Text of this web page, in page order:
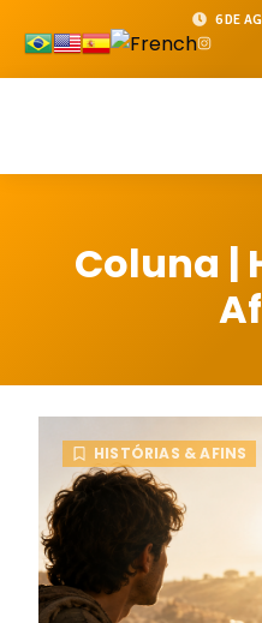
6 DE
Coluna |
HISTÓRIAS & AFINS